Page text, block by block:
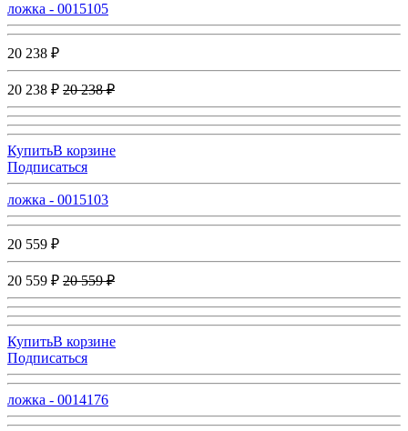
ложка - 0015105
20 238 ₽
20 238 ₽ 20 238 ₽
КупитьВ корзине
Подписаться
ложка - 0015103
20 559 ₽
20 559 ₽ 20 559 ₽
КупитьВ корзине
Подписаться
ложка - 0014176